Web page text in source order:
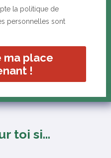
la politique de
personnelles sont
ma place
!
toi si...